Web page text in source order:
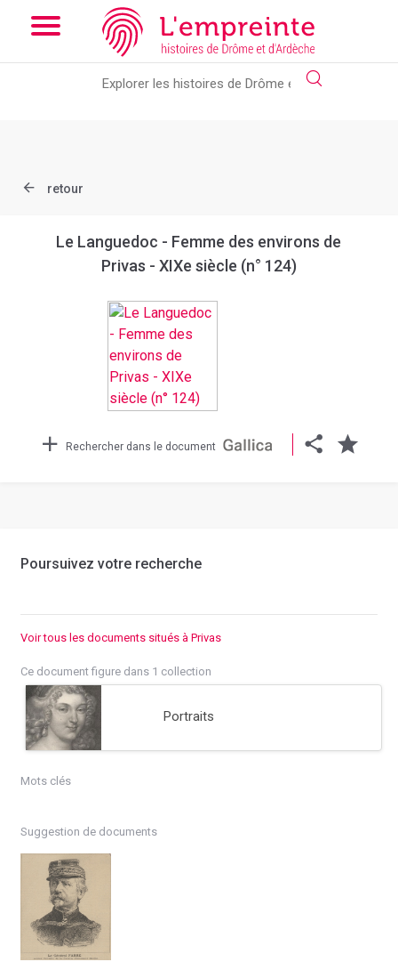
Array ( [slug] => document [ref] => btv1b10571694b )
new slick-theme.css if you want the default styling
retour
Le Languedoc - Femme des environs de
Privas - XIXe siècle (n° 124)
Rechercher dans le document
Poursuivez votre recherche
Voir tous les documents situés à Privas
Ce document figure dans 1 collection
Portraits
Mots clés
Suggestion de documents